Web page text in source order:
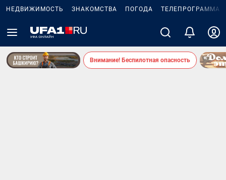
НЕДВИЖИМОСТЬ ЗНАКОМСТВА ПОГОДА ТЕЛЕПРОГРАММА
Внимание! Беспилотная опасность